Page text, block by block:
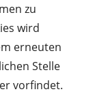
zu
wird
erneuten
Stelle
vorfindet.